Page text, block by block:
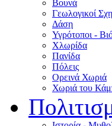
Βουνά
Γεωλογικοί
Δάση
Υγρότοποι -
Χλωρίδα
Πανίδα
Πόλεις
Ορεινά Χωριά
Χωριά του